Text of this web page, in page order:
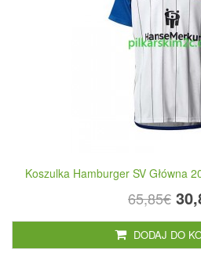
Koszulka Hamburger SV Główna
65,85€
DODAJ DO